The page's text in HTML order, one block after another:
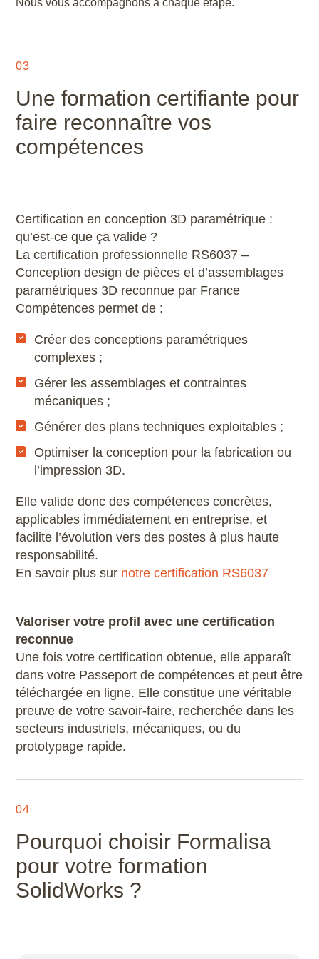
Nous vous accompagnons à chaque étape.
03
Une formation certifiante pour
faire reconnaître vos
compétences
Certification en conception 3D paramétrique :
qu’est-ce que ça valide ?
La certification professionnelle RS6037 –
Conception design de pièces et d’assemblages
paramétriques 3D reconnue par France
Compétences permet de :
Créer des conceptions paramétriques
complexes ;
Gérer les assemblages et contraintes
mécaniques ;
Générer des plans techniques exploitables ;
Optimiser la conception pour la fabrication ou
l’impression 3D.
Elle valide donc des compétences concrètes,
applicables immédiatement en entreprise, et
facilite l’évolution vers des postes à plus haute
responsabilité.
En savoir plus sur notre certification RS6037
Valoriser votre profil avec une certification
reconnue
Une fois votre certification obtenue, elle apparaît
dans votre Passeport de compétences et peut être
téléchargée en ligne. Elle constitue une véritable
preuve de votre savoir-faire, recherchée dans les
secteurs industriels, mécaniques, ou du
prototypage rapide.
04
Pourquoi choisir Formalisa
pour votre formation
SolidWorks ?